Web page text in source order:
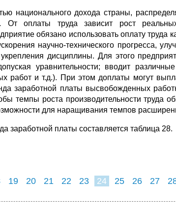
национального дохода страны,
От оплаты труда зависит рост
обязано использовать оплату
научно-технического прогресса,
дисциплины. Для этого
уравнительности; вводит
работ и т.д.). При этом доплаты могут
заработной платы высвобожденных
темпы роста про­изводительности труда
для наращивания тем­пов
заработной платы составляет­ся таблица 28.
19 20 21 22 23 24 25 26 27